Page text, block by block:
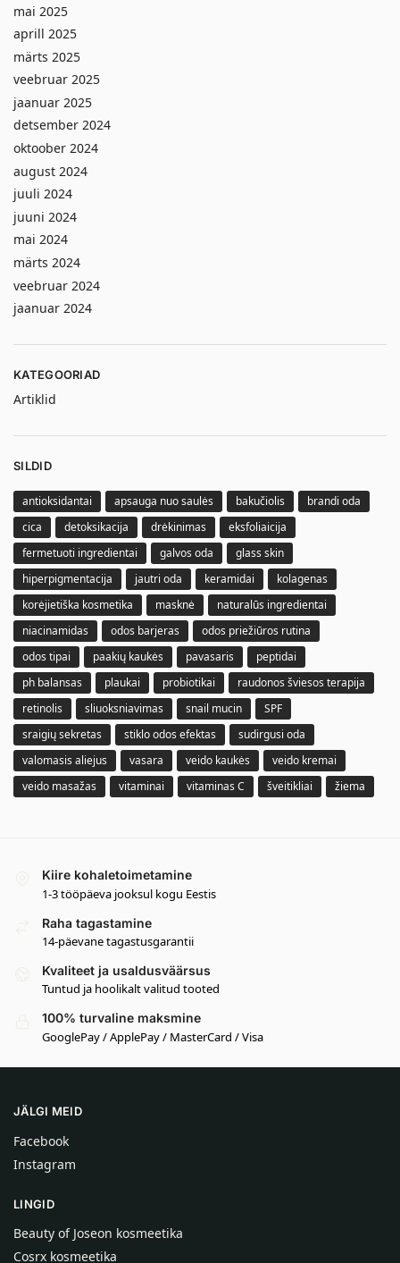
mai 2025
aprill 2025
märts 2025
veebruar 2025
jaanuar 2025
detsember 2024
oktoober 2024
august 2024
juuli 2024
juuni 2024
mai 2024
märts 2024
veebruar 2024
jaanuar 2024
KATEGOORIAD
Artiklid
SILDID
antioksidantai apsauga nuo saulės bakučiolis
brandi oda
cica
detoksikacija drėkinimas
eksfoliaicija
fermetuoti ingredientai
galvos oda
glass skin
hiperpigmentacija
jautri oda keramidai
kolagenas
korėjietiška kosmetika
masknė
naturalūs ingredientai
niacinamidas
odos barjeras
odos priežiūros rutina
odos tipai
paakių kaukės pavasaris
peptidai
ph balansas
plaukai probiotikai
raudonos šviesos terapija
retinolis
sliuoksniavimas snail mucin
SPF
sraigių sekretas
stiklo odos efektas
sudirgusi oda
valomasis aliejus
vasara veido kaukės
veido kremai
veido masažas
vitaminai vitaminas C šveitikliai žiema
Kiire kohaletoimetamine
1-3 tööpäeva jooksul kogu Eestis
Raha tagastamine
14-päevane tagastusgarantii
Kvaliteet ja usaldusväärsus
Tuntud ja hoolikalt valitud tooted
100% turvaline maksmine
GooglePay / ApplePay / MasterCard / Visa
JÄLGI MEID
Facebook
Instagram
LINGID
Beauty of Joseon kosmeetika
Cosrx kosmeetika